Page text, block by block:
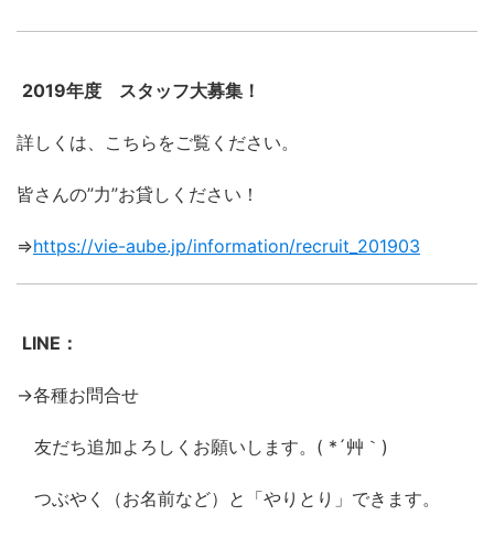
2019年度 スタッフ大募集！
詳しくは、こちらをご覧ください。
皆さんの”力”お貸しください！
⇒https://vie-aube.jp/information/recruit_201903
LINE：
→各種お問合せ
友だち追加よろしくお願いします。( *´艸｀)
つぶやく（お名前など）と「やりとり」できます。